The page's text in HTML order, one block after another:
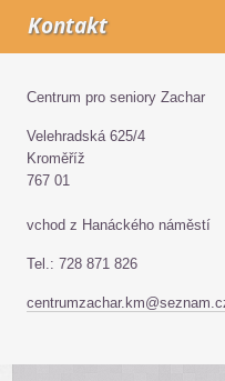
Kontakt
Centrum pro seniory Zachar
Velehradská 625/4
Kroměříž
767 01
vchod z Hanáckého náměstí
Tel.: 728 871 826